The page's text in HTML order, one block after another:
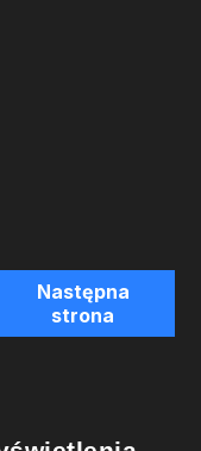
Następna
strona